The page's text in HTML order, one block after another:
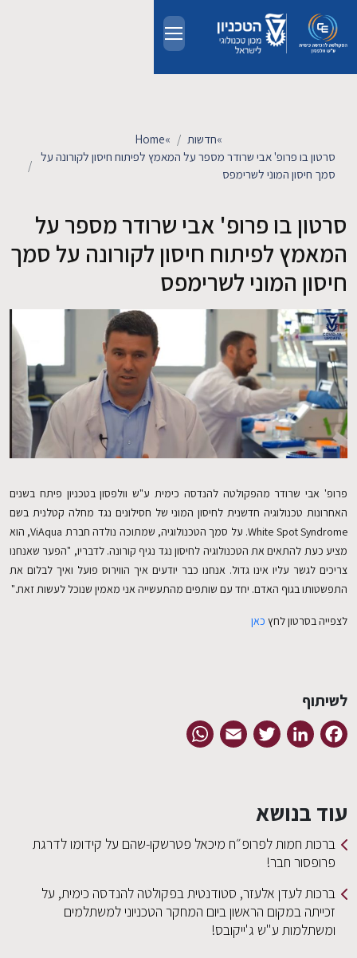
EN
לימודים
מחקר
חדשות ואירועים
קשרי תעשייה
צרו קשר
Home» חדשות»
סרטון בו פרופ' אבי שרודר מספר על המאמץ לפיתוח חיסון לקורונה על
סמך חיסון המוני לשרימפס
סרטון בו פרופ' אבי שרודר מספר על
המאמץ לפיתוח חיסון לקורונה על סמך
חיסון המוני לשרימפס
פרופ' אבי שרודר מהפקולטה להנדסה כימית ע"ש וולפסון בטכניון פיתח בשנים
האחרונות טכנולוגיה חדשנית לחיסון המוני של חסילונים נגד מחלה קטלנית בשם
White Spot Syndrome. על סמך הטכנולוגיה, שמתוכה נולדה חברת ViAqua, הוא
מציע כעת להתאים את הטכנולוגיה לחיסון נגד נגיף קורונה. לדבריו, "הפער שאנחנו
צריכים לגשר עליו אינו גדול. אנחנו כבר יודעים איך הווירוס פועל ואיך לבלום את
התפשטותו בגוף האדם. יחד עם שותפים מהתעשייה אני מאמין שנוכל לעשות זאת."
לצפייה בסרטון לחץ כאן
לשיתוף
Facebook
LinkedIn
Twitter
Email
עוד בנושא
ברכות חמות לפרופ״ח מיכאל פטרשקו-שהם על קידומו לדרגת
פרופסור חבר!
ברכות לעדן אלעזר, סטודנטית בפקולטה להנדסה כימית, על
זכייתה במקום הראשון ביום המחקר הטכניוני למשתלמים
ומשתלמות ע"ש ג'ייקובס!